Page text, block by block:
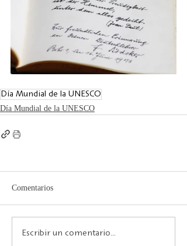
Día Mundial de la UNESCO
Día Mundial de la UNESCO
Comentarios
Escribir un comentario...